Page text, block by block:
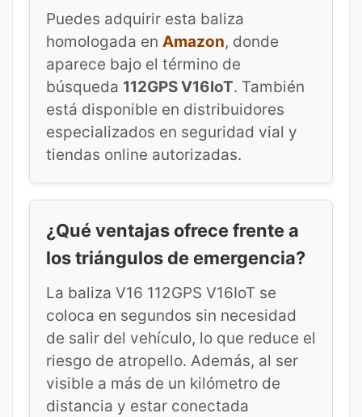
Puedes adquirir esta baliza
homologada en Amazon, donde
aparece bajo el término de
búsqueda 112GPS V16IoT. También
está disponible en distribuidores
especializados en seguridad vial y
tiendas online autorizadas.
¿Qué ventajas ofrece frente a
los triángulos de emergencia?
La baliza V16 112GPS V16IoT se
coloca en segundos sin necesidad
de salir del vehículo, lo que reduce el
riesgo de atropello. Además, al ser
visible a más de un kilómetro de
distancia y estar conectada